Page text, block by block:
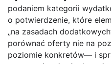
podaniem kategorii
o potwierdzenie, które
„na zasadach
porównać oferty nie na
poziomie konkretów— i